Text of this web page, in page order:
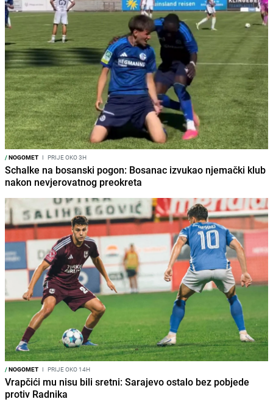
/NOGOMET I PRIJE OKO 3H
Schalke na bosanski pogon: Bosanac izvukao njemački klub
nakon nevjerovatnog preokreta
/NOGOMET I PRIJE OKO 14H
Vrapčići mu nisu bili sretni: Sarajevo ostalo bez pobjede
protiv Radnika